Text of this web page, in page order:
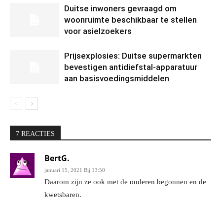
Duitse inwoners gevraagd om
woonruimte beschikbaar te stellen
voor asielzoekers
Prijsexplosies: Duitse supermarkten
bevestigen antidiefstal-apparatuur
aan basisvoedingsmiddelen
7 REACTIES
BertG.
januari 15, 2021 Bij 13:50
Daarom zijn ze ook met de ouderen begonnen en de
kwetsbaren.